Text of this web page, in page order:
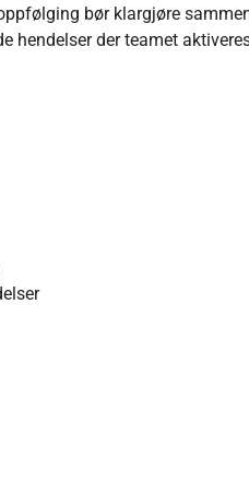
bør klargjøre
hendelser der teamet